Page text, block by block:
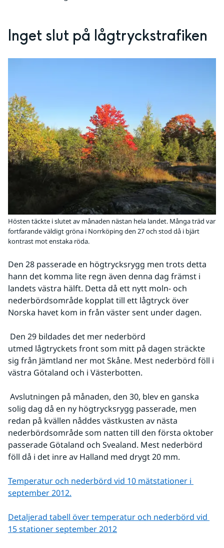
Inget slut på lågtryckstrafiken
Hösten täckte i slutet av månaden nästan hela landet. Många träd var
fortfarande väldigt gröna i Norrköping den 27 och stod då i bjärt
kontrast mot enstaka röda.
Den 28 passerade en högtrycksrygg men trots detta
hann det komma lite regn även denna dag främst i
landets västra hälft. Detta då ett nytt moln- och
nederbördsområde kopplat till ett lågtryck över
Norska havet kom in från väster sent under dagen.
utmed lågtryckets front som mitt på dagen sträckte
sig från Jämtland ner mot Skåne. Mest nederbörd föll i
västra Götaland och i Västerbotten.
solig dag då en ny högtrycksrygg passerade, men
redan på kvällen nåddes västkusten av nästa
nederbördsområde som natten till den första oktober
passerade Götaland och Svealand. Mest nederbörd
föll då i det inre av Halland med drygt 20 mm.
Temperatur och nederbörd vid 10 mätstationer i
september 2012.
Detaljerad tabell över temperatur och nederbörd vid
15 stationer september 2012